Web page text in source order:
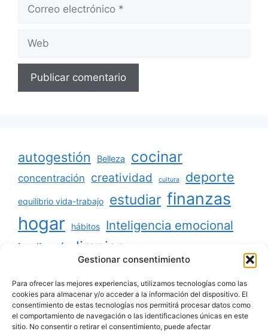
Gestionar consentimiento
Para ofrecer las mejores experiencias, utilizamos tecnologías como las
cookies para almacenar y/o acceder a la información del dispositivo. El
consentimiento de estas tecnologías nos permitirá procesar datos como
el comportamiento de navegación o las identificaciones únicas en este
sitio. No consentir o retirar el consentimiento, puede afectar
electrónico
autogestión Belleza cocinar
concentración creatividad cultura deporte
equilibrio vida-trabajo estudiar finanzas
hogar hábitos Inteligencia emocional
jardinería limpiar
minimalismo niños
ordenar organizar productividad
reciclaje relaciones sociales salud